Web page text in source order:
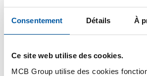
Consentement Détails À
Ce site web utilise des cookies.
MCB Group utilise des cookies
1 1de 1